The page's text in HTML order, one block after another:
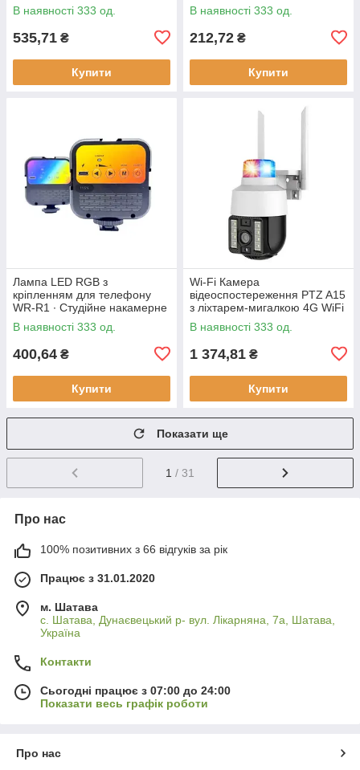
В наявності 333 од.
535,71 ₴
Купити
мови · Інтерактивний
комп'ютер для дитини
В наявності 333 од.
212,72 ₴
Купити
Лампа LED RGB з
кріпленням для телефону
WR-R1 ∙ Студійне накамерне
світло 3000-7000K
В наявності 333 од.
400,64 ₴
Купити
Wi-Fi Камера
відеоспостереження PTZ A15
з ліхтарем-мигалкою 4G WiFi
Вулична відеокамера з
керуванням від телефону,
В наявності 333 од.
1 374,81 ₴
Купити
Показати ще
1 / 31
Про нас
100% позитивних з 66 відгуків за рік
Працює з 31.01.2020
м. Шатава
с. Шатава, Дунаєвецький р- вул. Лікарняна, 7а, Шатава,
Україна
Контакти
Сьогодні працює з 07:00 до 24:00
Показати весь графік роботи
Про нас